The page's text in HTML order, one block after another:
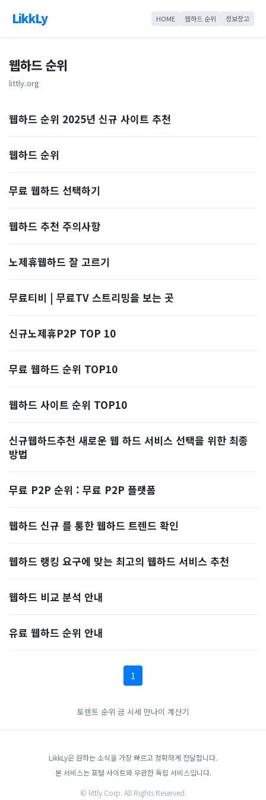
LikkLy HOME 웹하드 순위 정보창고
웹하드 순위
littly.org
웹하드 순위 2025년 신규 사이트 추천
웹하드 순위
무료 웹하드 선택하기
웹하드 추천 주의사항
노제휴웹하드 잘 고르기
무료티비 | 무료TV 스트리밍을 보는 곳
신규노제휴P2P TOP 10
무료 웹하드 순위 TOP10
웹하드 사이트 순위 TOP10
신규웹하드추천 새로운 웹 하드 서비스 선택을 위한 최종
방법
무료 P2P 순위 : 무료 P2P 플랫폼
웹하드 신규 를 통한 웹하드 트렌드 확인
웹하드 랭킹 요구에 맞는 최고의 웹하드 서비스 추천
웹하드 비교 분석 안내
유료 웹하드 순위 안내
1
토렌트 순위 금 시세 만나이 계산기
LikkLy은 원하는 소식을 가장 빠르고 정확하게 전달합니다.
본 서비스는 포털 사이트와 무관한 독립 서비스입니다.
© littly Corp. All Rights Reserved.